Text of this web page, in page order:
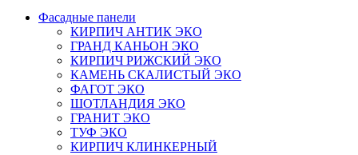
Фасадные панели
КИРПИЧ АНТИК ЭКО
ГРАНД КАНЬОН ЭКО
КИРПИЧ РИЖСКИЙ ЭКО
КАМЕНЬ СКАЛИСТЫЙ ЭКО
ФАГОТ ЭКО
ШОТЛАНДИЯ ЭКО
ГРАНИТ ЭКО
ТУФ ЭКО
КИРПИЧ КЛИНКЕРНЫЙ